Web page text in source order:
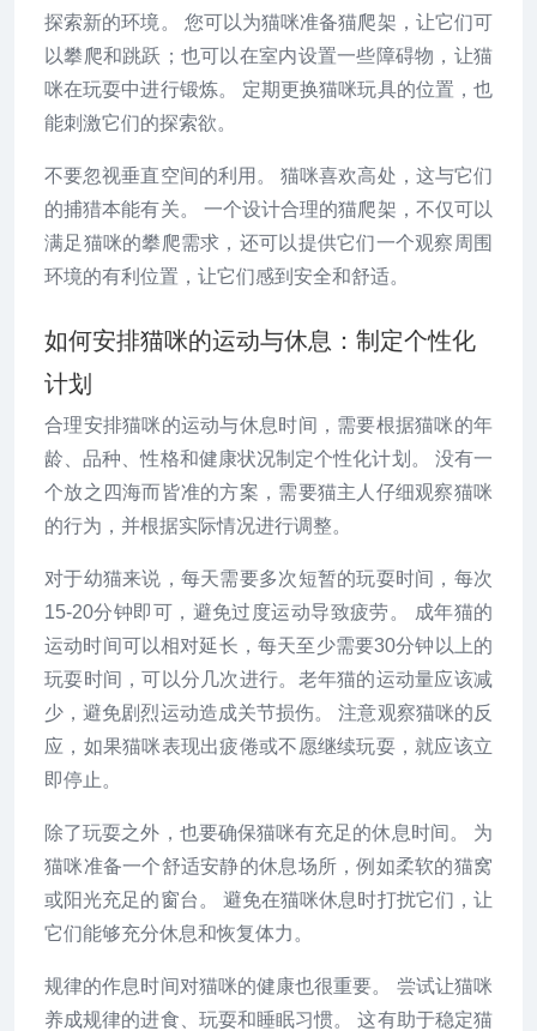
探索新的环境。 您可以为猫咪准备猫爬架，让它们可
以攀爬和跳跃；也可以在室内设置一些障碍物，让猫
咪在玩耍中进行锻炼。 定期更换猫咪玩具的位置，也
能刺激它们的探索欲。
不要忽视垂直空间的利用。 猫咪喜欢高处，这与它们
的捕猎本能有关。 一个设计合理的猫爬架，不仅可以
满足猫咪的攀爬需求，还可以提供它们一个观察周围
环境的有利位置，让它们感到安全和舒适。
如何安排猫咪的运动与休息：制定个性化
计划
合理安排猫咪的运动与休息时间，需要根据猫咪的年
龄、品种、性格和健康状况制定个性化计划。 没有一
个放之四海而皆准的方案，需要猫主人仔细观察猫咪
的行为，并根据实际情况进行调整。
对于幼猫来说，每天需要多次短暂的玩耍时间，每次
15-20分钟即可，避免过度运动导致疲劳。 成年猫的
运动时间可以相对延长，每天至少需要30分钟以上的
玩耍时间，可以分几次进行。老年猫的运动量应该减
少，避免剧烈运动造成关节损伤。 注意观察猫咪的反
应，如果猫咪表现出疲倦或不愿继续玩耍，就应该立
即停止。
除了玩耍之外，也要确保猫咪有充足的休息时间。 为
猫咪准备一个舒适安静的休息场所，例如柔软的猫窝
或阳光充足的窗台。 避免在猫咪休息时打扰它们，让
它们能够充分休息和恢复体力。
规律的作息时间对猫咪的健康也很重要。 尝试让猫咪
养成规律的进食、玩耍和睡眠习惯。 这有助于稳定猫